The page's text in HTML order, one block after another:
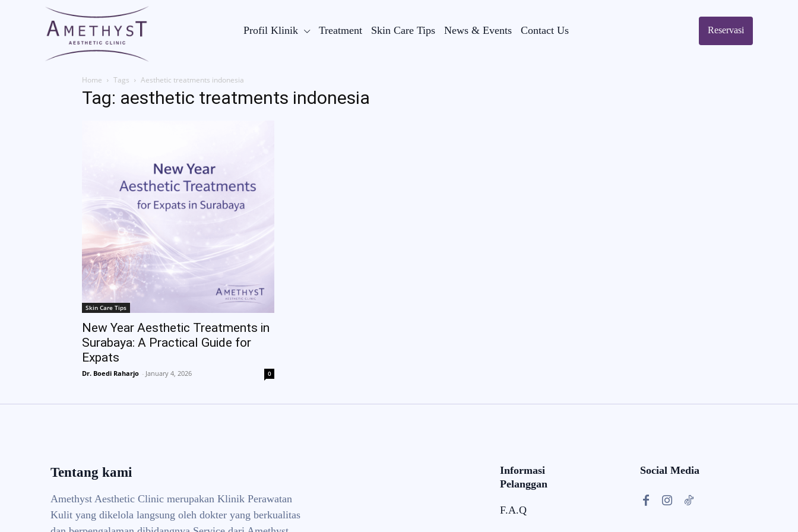
Profil Klinik Treatment Skin Care Tips News & Events Contact Us Reservasi
Home Tags Aesthetic treatments indonesia
Tag: aesthetic treatments indonesia
Skin Care Tips
New Year Aesthetic Treatments in
Surabaya: A Practical Guide for
Expats
Dr. Boedi Raharjo - January 4, 2026 0
Tentang kami
Amethyst Aesthetic Clinic merupakan Klinik Perawatan
Kulit yang dikelola langsung oleh dokter yang berkualitas
Informasi
Pelanggan
F.A.Q
Social Media